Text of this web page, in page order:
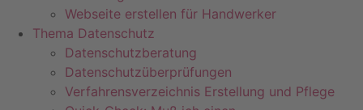
Webseite erstellen für Handwerker
Thema Datenschutz
Datenschutzberatung
Datenschutzüberprüfungen
Verfahrensverzeichnis Erstellung und Pflege